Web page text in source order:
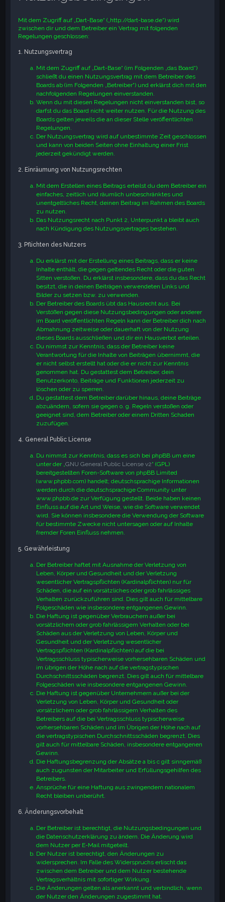
Mit dem Zugriff auf „Dart-Base“ („http://dart-base.de“) wird
zwischen dir und dem Betreiber ein Vertrag mit folgenden
Regelungen geschlossen:
1. Nutzungsvertrag
Mit dem Zugriff auf „Dart-Base“ (im Folgenden „das Board“)
schließt du einen Nutzungsvertrag mit dem Betreiber des
Boards ab (im Folgenden „Betreiber“) und erklärst dich mit den
nachfolgenden Regelungen einverstanden.
Wenn du mit diesen Regelungen nicht einverstanden bist, so
darfst du das Board nicht weiter nutzen. Für die Nutzung des
Boards gelten jeweils die an dieser Stelle veröffentlichten
Regelungen.
Der Nutzungsvertrag wird auf unbestimmte Zeit geschlossen
und kann von beiden Seiten ohne Einhaltung einer Frist
jederzeit gekündigt werden.
2. Einräumung von Nutzungsrechten
Mit dem Erstellen eines Beitrags erteilst du dem Betreiber ein
einfaches, zeitlich und räumlich unbeschränktes und
unentgeltliches Recht, deinen Beitrag im Rahmen des Boards
zu nutzen.
Das Nutzungsrecht nach Punkt 2, Unterpunkt a bleibt auch
nach Kündigung des Nutzungsvertrages bestehen.
3. Pflichten des Nutzers
Du erklärst mit der Erstellung eines Beitrags, dass er keine
Inhalte enthält, die gegen geltendes Recht oder die guten
Sitten verstoßen. Du erklärst insbesondere, dass du das Recht
besitzt, die in deinen Beiträgen verwendeten Links und
Bilder zu setzen bzw. zu verwenden.
Der Betreiber des Boards übt das Hausrecht aus. Bei
Verstößen gegen diese Nutzungsbedingungen oder anderer
im Board veröffentlichten Regeln kann der Betreiber dich nach
Abmahnung zeitweise oder dauerhaft von der Nutzung
dieses Boards ausschließen und dir ein Hausverbot erteilen.
Du nimmst zur Kenntnis, dass der Betreiber keine
Verantwortung für die Inhalte von Beiträgen übernimmt, die
er nicht selbst erstellt hat oder die er nicht zur Kenntnis
genommen hat. Du gestattest dem Betreiber, dein
Benutzerkonto, Beiträge und Funktionen jederzeit zu
löschen oder zu sperren.
Du gestattest dem Betreiber darüber hinaus, deine Beiträge
abzuändern, sofern sie gegen o. g. Regeln verstoßen oder
geeignet sind, dem Betreiber oder einem Dritten Schaden
zuzufügen.
4. General Public License
Du nimmst zur Kenntnis, dass es sich bei phpBB um eine
unter der „GNU General Public License v2“ (GPL)
bereitgestellten Foren-Software von phpBB Limited
(www.phpbb.com) handelt; deutschsprachige Informationen
werden durch die deutschsprachige Community unter
www.phpbb.de zur Verfügung gestellt. Beide haben keinen
Einfluss auf die Art und Weise, wie die Software verwendet
wird. Sie können insbesondere die Verwendung der Software
für bestimmte Zwecke nicht untersagen oder auf Inhalte
fremder Foren Einfluss nehmen.
5. Gewährleistung
Der Betreiber haftet mit Ausnahme der Verletzung von
Leben, Körper und Gesundheit und der Verletzung
wesentlicher Vertragspflichten (Kardinalpflichten) nur für
Schäden, die auf ein vorsätzliches oder grob fahrlässiges
Verhalten zurückzuführen sind. Dies gilt auch für mittelbare
Folgeschäden wie insbesondere entgangenen Gewinn.
Die Haftung ist gegenüber Verbrauchern außer bei
vorsätzlichem oder grob fahrlässigem Verhalten oder bei
Schäden aus der Verletzung von Leben, Körper und
Gesundheit und der Verletzung wesentlicher
Vertragspflichten (Kardinalpflichten) auf die bei
Vertragsschluss typischerweise vorhersehbaren Schäden und
im übrigen der Höhe nach auf die vertragstypischen
Durchschnittsschäden begrenzt. Dies gilt auch für mittelbare
Folgeschäden wie insbesondere entgangenen Gewinn.
Die Haftung ist gegenüber Unternehmern außer bei der
Verletzung von Leben, Körper und Gesundheit oder
vorsätzlichem oder grob fahrlässigem Verhalten des
Betreibers auf die bei Vertragsschluss typischerweise
vorhersehbaren Schäden und im Übrigen der Höhe nach auf
die vertragstypischen Durchschnittsschäden begrenzt. Dies
gilt auch für mittelbare Schäden, insbesondere entgangenen
Gewinn.
Die Haftungsbegrenzung der Absätze a bis c gilt sinngemäß
auch zugunsten der Mitarbeiter und Erfüllungsgehilfen des
Betreibers.
Ansprüche für eine Haftung aus zwingendem nationalem
Recht bleiben unberührt.
6. Änderungsvorbehalt
Der Betreiber ist berechtigt, die Nutzungsbedingungen und
die Datenschutzerklärung zu ändern. Die Änderung wird
dem Nutzer per E-Mail mitgeteilt.
Der Nutzer ist berechtigt, den Änderungen zu
widersprechen. Im Falle des Widerspruchs erlischt das
zwischen dem Betreiber und dem Nutzer bestehende
Vertragsverhältnis mit sofortiger Wirkung.
Die Änderungen gelten als anerkannt und verbindlich, wenn
der Nutzer den Änderungen zugestimmt hat.